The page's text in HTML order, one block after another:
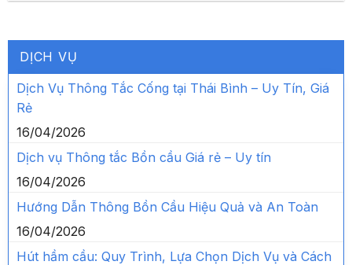
16/04/2026
Dịch vụ Thông tắc Bồn cầu Giá rẻ – Uy tín
16/04/2026
Hướng Dẫn Thông Bồn Cầu Hiệu Quả và An Toàn
16/04/2026
Hút hầm cầu: Quy Trình, Lựa Chọn Dịch Vụ và Cách
Xử Lý Sự Cố
16/04/2026
Dịch Vụ Hút Bể Phốt Giá Rẻ và Uy Tín